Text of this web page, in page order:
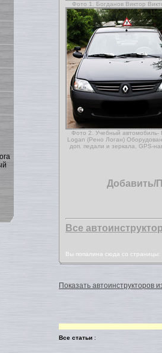
Фото 1. Богданов Виктор
Фото 2. Учебный автомобиль-
Logan (Рено Логан)
доп. педали и зеркала, GPS-
Добавить/
Все
Вы попалина сюда со
Показать автоинструкторов
Все статьи :